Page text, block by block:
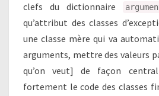
clefs du dictionnaire
qu’attribut des classes
une classe mère qui va
arguments, mettre des valeurs
qu’on veut] de façon
fortement le code des classes